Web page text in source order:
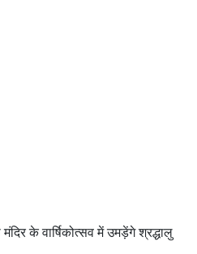
के वार्षिकोत्सव में उमड़ेंगे श्रद्धालु